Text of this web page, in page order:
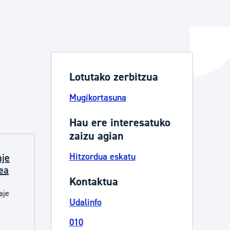
eta bizikidetzaLotutako zerbitzua
Mugikortasuna
Hau ere interesatuko
zaizu agian
Hitzordua eskatu
Kontaktua
Udalinfo
010